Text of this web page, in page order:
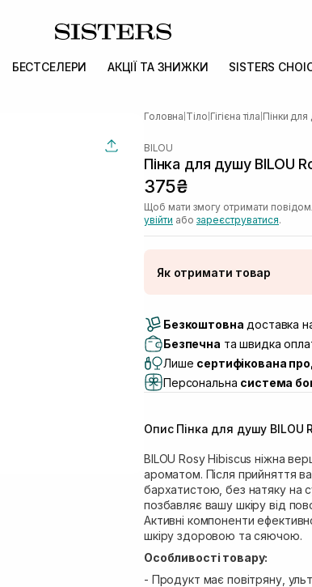
БЕСТСЕЛЕРИ АКЦІЇ ТА ЗНИЖКИ SISTERS
Головна Тіло Гігієна тіла Пінки
BILOU
Пінка для душу BILOU
375₴
Щоб мати змогу отримати
увійти або зареєструватися.
Як отримати товар
Самовивіз м. Луцьк,
Самовивіз м. Львів, вул.
(Duck’s Lake)
Самовивіз м. Львів,
Самовивіз м. Львів,
Самовивіз м. Рівне, вул.
Безкоштовна доставка
Безпечна та швидка
Лише сертифікована
Персональна система
Опис Пінка для душу BILOU
BILOU Rosy Hibiscus ніжна
ароматом. Після прийняття
бархатистою, без натяку на
позбавляє вашу шкіру від
Активні компоненти
шкіру здоровою та сяючою.
Особливості товару:
- Продукт має повітряну,